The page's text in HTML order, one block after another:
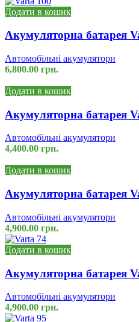
Додати в кошик
Акумуляторна батарея
Автомобільні акумулятори
6,800.00 грн.
Додати в кошик
Акумуляторна батарея
Автомобільні акумулятори
4,400.00 грн.
Додати в кошик
Акумуляторна батарея
Автомобільні акумулятори
4,900.00 грн.
Додати в кошик
Акумуляторна батарея
Автомобільні акумулятори
4,900.00 грн.